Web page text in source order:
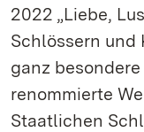
2022 „Liebe,
Schlössern und
ganz
renommierte
Staatlichen